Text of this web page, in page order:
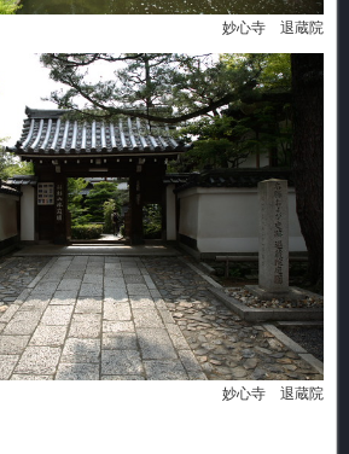
妙心寺 退蔵院
妙心寺 退蔵院